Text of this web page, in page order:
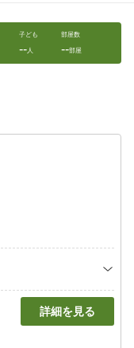
子ども
--人
部屋数
--部屋
詳細を見る